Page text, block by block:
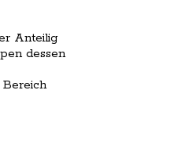
Anteilig
dessen